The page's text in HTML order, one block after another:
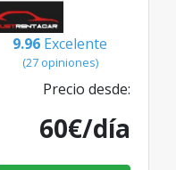
9.96 Excelente
(27 opiniones)
Precio desde:
60€/día